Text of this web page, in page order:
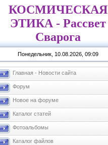
КОСМИЧЕСКАЯ
ЭТИКА - Рассвет
Сварога
Понедельник, 10.08.2026, 09:09
Главная - Новости сайта
Форум
Новое на форуме
Каталог статей
Фотоальбомы
Каталог файлов